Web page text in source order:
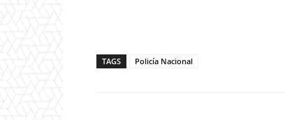
TAGS Policía Nacional